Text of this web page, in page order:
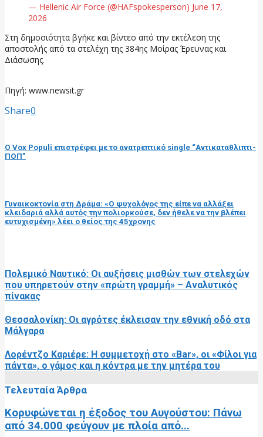
— Hellenic Air Force (@HAFspokesperson) June 17,
2026
Στη δημοσιότητα βγήκε και βίντεο από την εκτέλεση της
αποστολής από τα στελέχη της 384ης Μοίρας Έρευνας και
Διάσωσης.
Πηγή: www.newsit.gr
Share0
Ο Vox Populi επιστρέφει με το ανατρεπτικό single “Αντικαταθλιπτι-
ΠΟΠ”
Γυναικοκτονία στη Δράμα: «Ο ψυχολόγος της είπε να αλλάξει
κλειδαριά αλλά αυτός την πολιορκούσε, δεν ήθελε να την βλέπει
ευτυχισμένη» λέει ο θείος της 45χρονης
Πολεμικό Ναυτικό: Οι αυξήσεις μισθών των στελεχών
που υπηρετούν στην «πρώτη γραμμή» – Αναλυτικός
πίνακας
Θεσσαλονίκη: Οι αγρότες έκλεισαν την εθνική οδό στα
Μάλγαρα
Λορέντζο Καριέρε: Η συμμετοχή στο «Bar», οι «Φίλοι για
πάντα», ο γάμος και η κόντρα με την μητέρα του
Τελευταία Άρθρα
Κορυφώνεται η έξοδος του Αυγούστου: Πάνω
από 34.000 φεύγουν με πλοία από...